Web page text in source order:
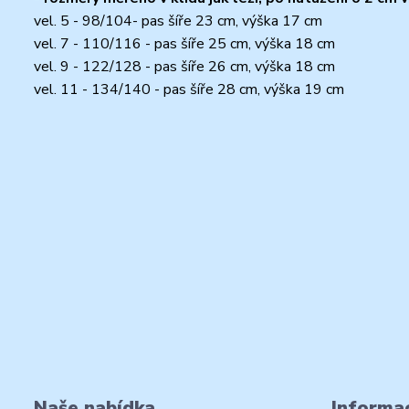
vel. 5 - 98/104- pas šíře 23 cm, výška 17 cm
vel. 7 - 110/116 - pas šíře 25 cm, výška 18 cm
vel. 9 - 122/128 - pas šíře 26 cm, výška 18 cm
vel. 11 - 134/140 - pas šíře 28 cm, výška 19 cm